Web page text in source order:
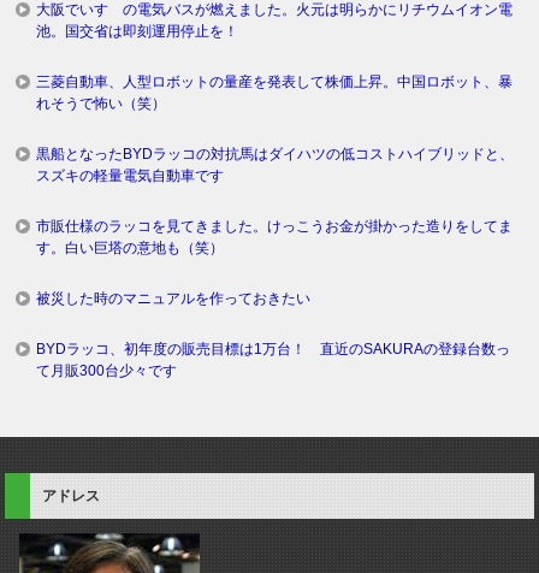
大阪でいすゞの電気バスが燃えました。火元は明らかにリチウムイオン電
池。国交省は即刻運用停止を！
三菱自動車、人型ロボットの量産を発表して株価上昇。中国ロボット、暴
れそうで怖い（笑）
黒船となったBYDラッコの対抗馬はダイハツの低コストハイブリッドと、
スズキの軽量電気自動車です
市販仕様のラッコを見てきました。けっこうお金が掛かった造りをしてま
す。白い巨塔の意地も（笑）
被災した時のマニュアルを作っておきたい
BYDラッコ、初年度の販売目標は1万台！ 直近のSAKURAの登録台数っ
て月販300台少々です
アドレス